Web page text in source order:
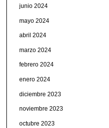
junio 2024
mayo 2024
abril 2024
marzo 2024
febrero 2024
enero 2024
diciembre 2023
noviembre 2023
octubre 2023